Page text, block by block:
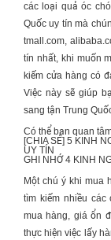
các loại quả óc
Quốc uy tín mà
tmall.com,
tín nhất, khi muốn
kiếm cửa hàng có
Việc này sẽ giúp
sang tận Trung
Có thể bạn quan
[CHIA SẺ] 5 KINH
UY TÍN
GHI NHỚ 4 KINH
Một chú ý khi mua
tìm kiếm nhiều
mua hàng, giá ổn
thực hiện việc lấy